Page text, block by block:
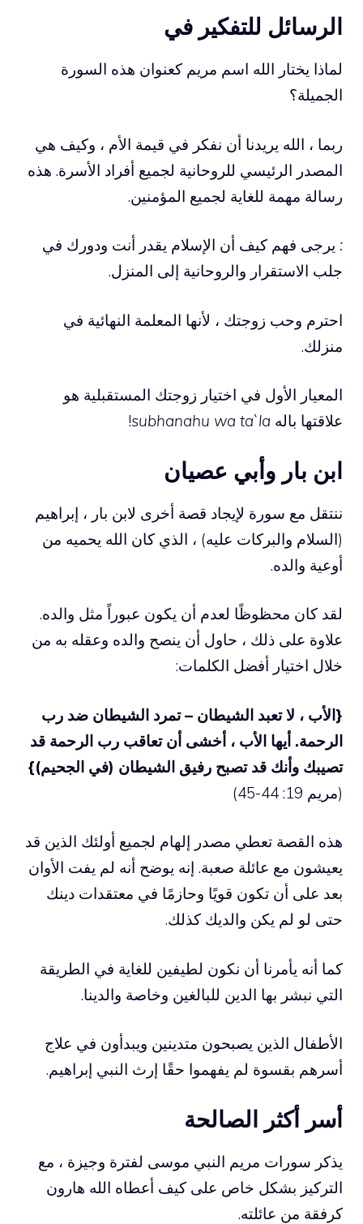
الرسائل للتفكير في
لماذا يختار الله اسم مريم كعنوان هذه السورة
الجميلة؟
ربما ، الله يريدنا أن نفكر في قيمة الأم ، وكيف هي
المصدر الرئيسي للروحانية لجميع أفراد الأسرة. هذه
رسالة مهمة للغاية لجميع المؤمنين.
: يرجى فهم كيف أن الإسلام يقدر أنت ودورك في
جلب الاستقرار والروحانية إلى المنزل.
احترم وحب زوجتك ، لأنها المعلمة النهائية في
منزلك.
المعيار الأول في اختيار زوجتك المستقبلية هو
علاقتها باله subhanahu wa ta`la
!
ابن بار وأبي عصيان
ننتقل مع سورة لإيجاد قصة أخرى لابن بار ، إبراهيم
(السلام والبركات عليه) ، الذي كان الله يحميه من
أوعية والده.
لقد كان محظوظًا لعدم أن يكون عبوراً مثل والده.
علاوة على ذلك ، حاول أن ينصح والده وعقله به من
خلال اختيار أفضل الكلمات:
{الأب ، لا تعبد الشيطان – تمرد الشيطان ضد رب
الرحمة. أيها الأب ، أخشى أن تعاقب رب الرحمة قد
تصيبك وأنك قد تصبح رفيق الشيطان (في الجحيم)}
(مريم 19: 44-45)
هذه القصة تعطي مصدر إلهام لجميع أولئك الذين قد
يعيشون مع عائلة صعبة. إنه يوضح أنه لم يفت الأوان
بعد على أن تكون قويًا وحازمًا في معتقدات دينك
حتى لو لم يكن والديك كذلك.
كما أنه يأمرنا أن نكون لطيفين للغاية في الطريقة
التي نبشر بها الدين للبالغين وخاصة والدينا.
الأطفال الذين يصبحون متدينين ويبدأون في علاج
أسرهم بقسوة لم يفهموا حقًا إرث النبي إبراهيم.
أسر أكثر الصالحة
يذكر سورات مريم النبي موسى لفترة وجيزة ، مع
التركيز بشكل خاص على كيف أعطاه الله هارون
كرفقة من عائلته.